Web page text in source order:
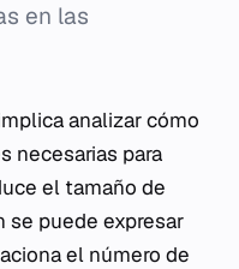
en las
analizar cómo
necesarias para
el tamaño de
se puede expresar
el número de